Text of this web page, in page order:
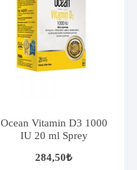
Ocean Vitamin D3 1000
IU 20 ml Sprey
284,50₺